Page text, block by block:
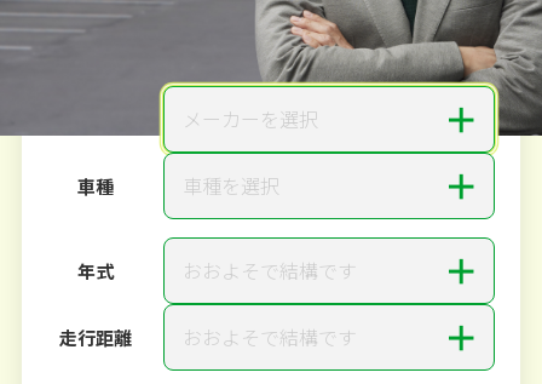
だから高価買取!
ご依頼いただいたお車を丁寧に査定いたします
メーカーを選択 ＋
車種 車種を選択 ＋
年式 おおよそで結構です ＋
走行距離 おおよそで結構です ＋